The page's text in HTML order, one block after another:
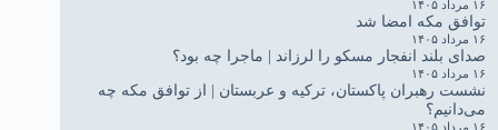
۱۶ مرداد ۱۴۰۵
توافق مکه امضا شد
۱۶ مرداد ۱۴۰۵
صدای بلند انفجار مسکو را لرزاند | ماجرا چه بود؟
۱۶ مرداد ۱۴۰۵
نشست رهبران پاکستان، ترکیه و عربستان | از توافق مکه چه
می‌دانیم؟
۱۶ مرداد ۱۴۰۵